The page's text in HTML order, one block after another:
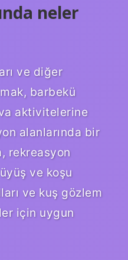
neler
ve diğer
barbekü
aktivitelerine
alanlarında bir
rekreasyon
ve koşu
ve kuş gözlem
için uygun